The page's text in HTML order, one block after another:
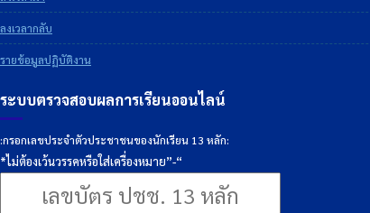
ลงเวลากลับ
รายข้อมูลปฏิบัติงาน
ระบบตรวจสอบผลการเรียนออนไลน์
:กรอกเลขประจำตัวประชาชนของนักเรียน 13 หลัก:
*ไม่ต้องเว้นวรรคหรือใส่เครื่องหมาย”-“